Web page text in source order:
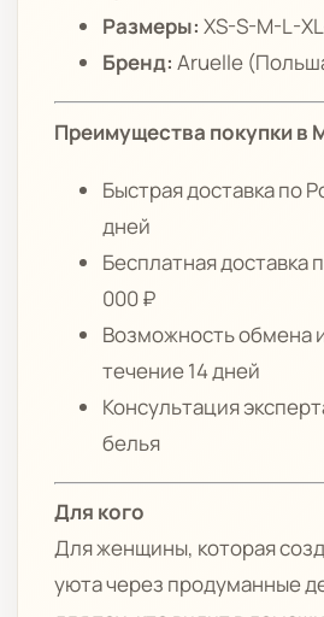
Размеры: XS-S-M-L-
Бренд: Aruelle
Преимущества покупки в
Быстрая доставка по
дней
Бесплатная доставка
000 ₽
Возможность обмена
течение 14 дней
Консультация
белья
Для кого
Для женщины, которая
уюта через продуманные